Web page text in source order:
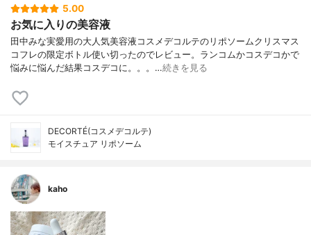
5.00
お気に入りの美容液
田中みな実愛用の大人気美容液コスメデコルテのリポソームクリスマス
コフレの限定ボトル使い切ったのでレビュー。ランコムかコスデコかで
悩みに悩んだ結果コスデコに。。。…続きを見る
DECORTÉ(コスメデコルテ)
モイスチュア リポソーム
kaho